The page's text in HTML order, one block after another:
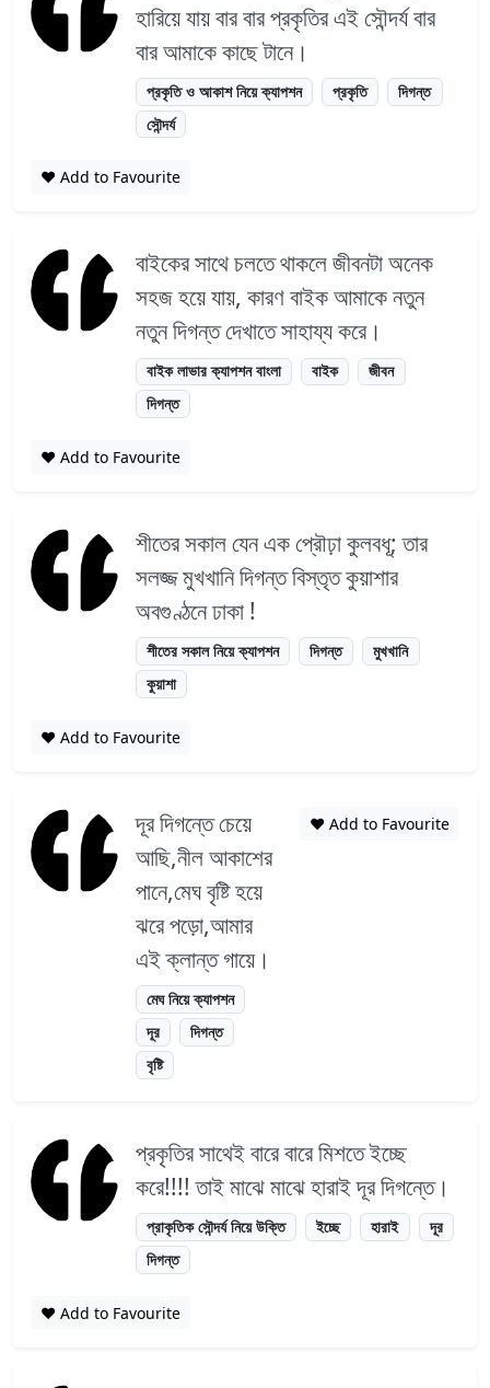
হারিয়ে যায় বার বার প্রকৃতির এই সৌন্দর্য বার
বার আমাকে কাছে টানে।
প্রকৃতি ও আকাশ নিয়ে ক্যাপশন প্রকৃতি
দিগন্ত
সৌন্দর্য
❤️ Add to Favourite
বাইকের সাথে চলতে থাকলে জীবনটা অনেক
সহজ হয়ে যায়, কারণ বাইক আমাকে নতুন
নতুন দিগন্ত দেখাতে সাহায্য করে।
বাইক লাভার ক্যাপশন বাংলা বাইক
জীবন
দিগন্ত
❤️ Add to Favourite
শীতের সকাল যেন এক প্রৌঢ়া কুলবধূ; তার
সলজ্জ মুখখানি দিগন্ত বিস্তৃত কুয়াশার
অবগুণ্ঠনে ঢাকা !
শীতের সকাল নিয়ে ক্যাপশন দিগন্ত
মুখখানি
কুয়াশা
❤️ Add to Favourite
দূর দিগন্তে চেয়ে
আছি,নীল আকাশের
পানে,মেঘ বৃষ্টি হয়ে
ঝরে পড়ো,আমার
এই ক্লান্ত গায়ে।
মেঘ নিয়ে ক্যাপশন
দূর
দিগন্ত
বৃষ্টি
❤️ Add to Favourite
প্রকৃতির সাথেই বারে বারে মিশতে ইচ্ছে
করে!!!! তাই মাঝে মাঝে হারাই দূর দিগন্তে।
প্রাকৃতিক সৌন্দর্য নিয়ে উক্তি ইচ্ছে হারাই
দূর
দিগন্ত
❤️ Add to Favourite